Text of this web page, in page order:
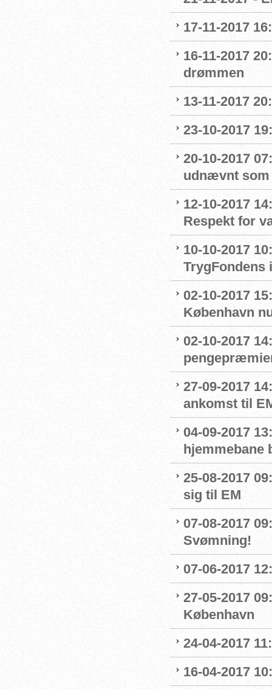
17-11-2017
16-11-2017
drømmen
13-11-2017
23-10-2017
20-10-2017
udnævnt som
12-10-2017
Respekt for
10-10-2017
TrygFondens
02-10-2017
København
02-10-2017
27-09-2017
ankomst til
04-09-2017
hjemmebane
25-08-2017
sig til EM
07-08-2017
Svømning!
07-06-2017
27-05-2017
København
24-04-2017
16-04-2017